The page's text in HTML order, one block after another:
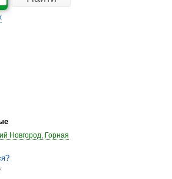
Новгород, Горная